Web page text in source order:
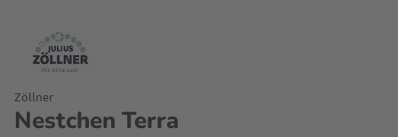
Nestchen Terra
Zöllner